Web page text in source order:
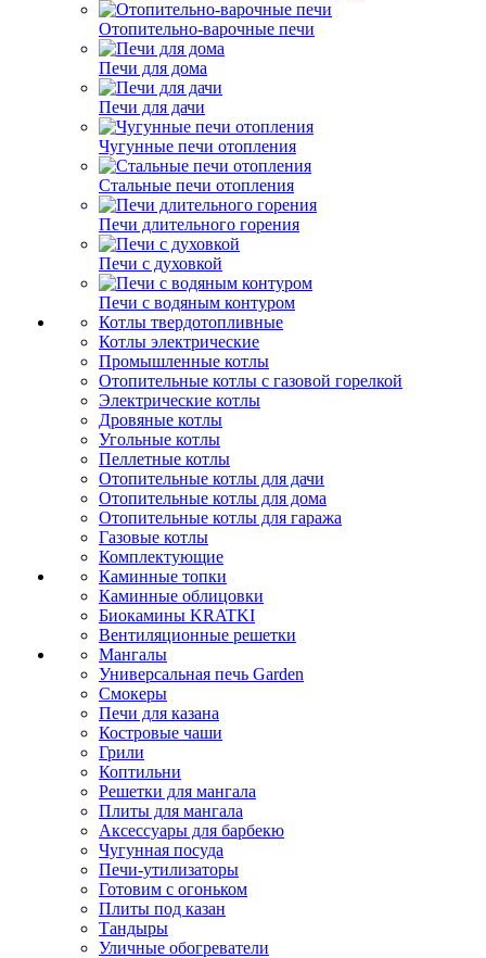
Отопительно-варочные печи
Печи для дома
Печи для дачи
Чугунные печи отопления
Стальные печи отопления
Печи длительного горения
Печи с духовкой
Печи с водяным контуром
Котлы твердотопливные
Котлы электрические
Промышленные котлы
Отопительные котлы с газовой горелкой
Электрические котлы
Дровяные котлы
Угольные котлы
Пеллетные котлы
Отопительные котлы для дачи
Отопительные котлы для дома
Отопительные котлы для гаража
Газовые котлы
Комплектующие
Каминные топки
Каминные облицовки
Биокамины KRATKI
Вентиляционные решетки
Мангалы
Универсальная печь Garden
Смокеры
Печи для казана
Костровые чаши
Грили
Коптильни
Решетки для мангала
Плиты для мангала
Аксессуары для барбекю
Чугунная посуда
Печи-утилизаторы
Готовим с огоньком
Плиты под казан
Тандыры
Уличные обогреватели